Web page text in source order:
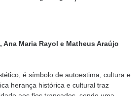
Ana Maria Rayol e Matheus Araújo
é símbolo de autoestima, cultura e
herança histórica e cultural traz